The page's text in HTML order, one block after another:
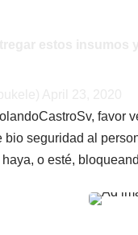
, favor
bio seguridad al
o esté,